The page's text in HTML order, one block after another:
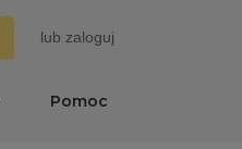
lub zaloguj
Pomoc